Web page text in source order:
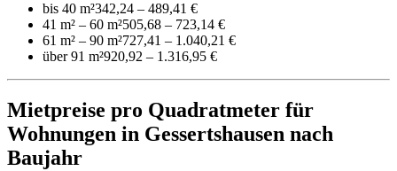
bis 40 m²342,24 – 489,41 €
41 m² – 60 m²505,68 – 723,14 €
61 m² – 90 m²727,41 – 1.040,21 €
über 91 m²920,92 – 1.316,95 €
Mietpreise pro Quadratmeter für
Wohnungen in Gessertshausen nach
Baujahr